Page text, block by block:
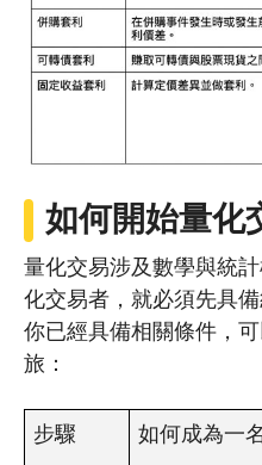
如何開始量化
量化交易涉及數學與統
化交易者，就必須先具
你已經具備相關條件，
旅：
步驟 如何成為一